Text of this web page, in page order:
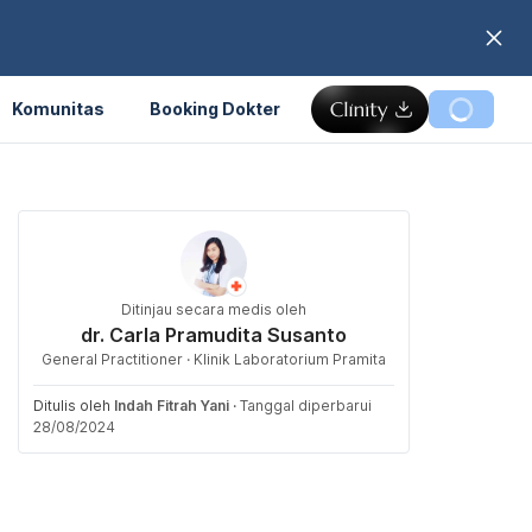
Komunitas Booking Dokter
Ditinjau secara medis oleh
dr. Carla Pramudita Susanto
General Practitioner · Klinik Laboratorium Pramita
Ditulis oleh Indah Fitrah Yani · Tanggal diperbarui
28/08/2024